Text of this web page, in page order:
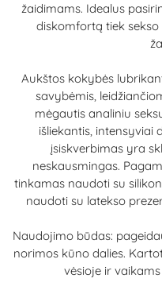
žaidimams. Idealus
diskomfortą tiek
Aukštos kokybės
savybėmis,
mėgautis analiniu
išliekantis, intensyviai
įsiskverbimas yra
neskausmingas.
tinkamas naudoti su
naudoti su latekso
Naudojimo būdas:
norimos kūno dalies.
vėsioje ir